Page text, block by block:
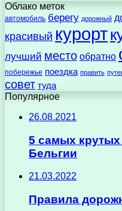
Облако меток
автомобиль берегу дорожный
красивый курорт
лучший место обратно
побережье поездка править
совет туда
Популярное
26.08.2021
5 самых крутых
Бельгии
21.03.2022
Правила